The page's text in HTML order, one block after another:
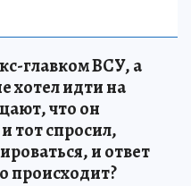
главком ВСУ, а
хотел идти на
что он
тот спросил,
и ответ
происходит?